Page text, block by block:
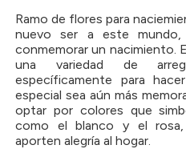
Ramo de flores para
nuevo ser a este
conmemorar un nacimiento.
una variedad de
específicamente para
especial sea aún más
optar por colores que
como el blanco y el
aporten alegría al hogar.